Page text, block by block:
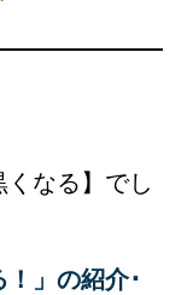
くなる】でし
！」の紹介･